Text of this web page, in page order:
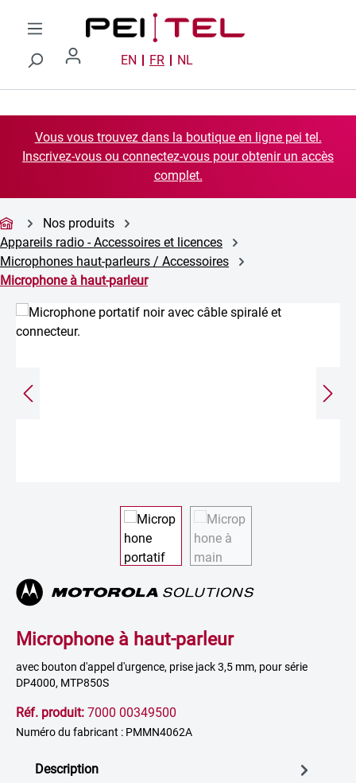
Passer au contenu principal
EN FR NL
Vous vous trouvez dans la boutique en ligne pei tel.
Inscrivez-vous ou connectez-vous pour obtenir un accès
complet.
Nos produits
Appareils radio - Accessoires et licences
Microphones haut-parleurs / Accessoires
Microphone à haut-parleur
Ignorer la galerie d'images
Microphone à haut-parleur
avec bouton d'appel d'urgence, prise jack 3,5 mm, pour série
DP4000, MTP850S
Réf. produit: 7000 00349500
Numéro du fabricant : PMMN4062A
Description